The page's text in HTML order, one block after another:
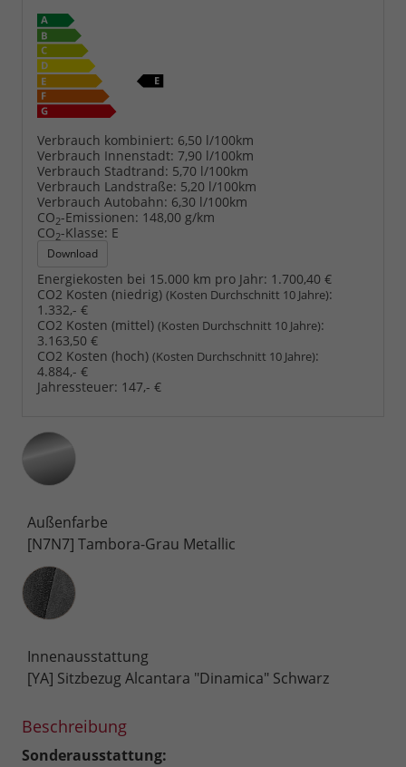
Verbrauch kombiniert: 6,50 l/100km
Verbrauch Innenstadt: 7,90 l/100km
Verbrauch Stadtrand: 5,70 l/100km
Verbrauch Landstraße: 5,20 l/100km
Verbrauch Autobahn: 6,30 l/100km
CO2-Emissionen: 148,00 g/km
CO2-Klasse: E
Download
Energiekosten bei 15.000 km pro Jahr: 1.700,40 €
CO2 Kosten (niedrig) (Kosten Durchschnitt 10 Jahre):
1.332,- €
CO2 Kosten (mittel) (Kosten Durchschnitt 10 Jahre):
3.163,50 €
CO2 Kosten (hoch) (Kosten Durchschnitt 10 Jahre):
4.884,- €
Jahressteuer: 147,- €
Außenfarbe
[N7N7] Tambora-Grau Metallic
Innenausstattung
Innenausstattung
[YA] Sitzbezug Alcantara "Dinamica" Schwarz
Beschreibung
Sonderausstattung: